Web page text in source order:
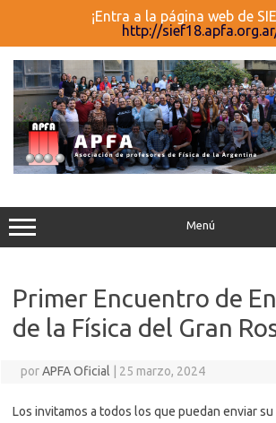
¡Entra a la página web de
http://
contenido
Menú
Primer Encuentro de
de la Física del Gran
porAPFA Oficial 25 marzo, 2024
Los invitamos a todos los que puedan enviar